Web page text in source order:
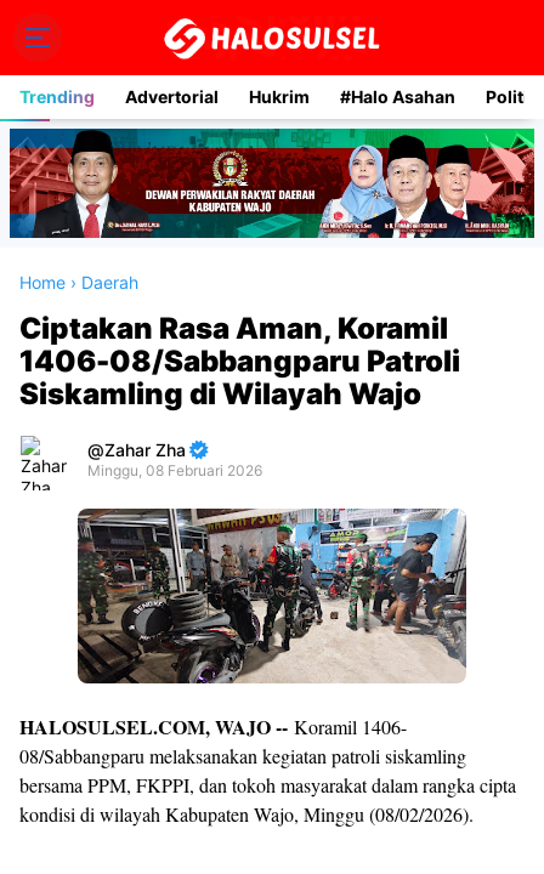
Trending Advertorial Hukrim #Halo Asahan Politik
Home › Daerah
Ciptakan Rasa Aman, Koramil
1406-08/Sabbangparu Patroli
Siskamling di Wilayah Wajo
Zahar Zha
Minggu, 08 Februari 2026
Premium
Raushan
Design
Templates
HALOSULSEL.COM, WAJO -- Koramil 1406-
08/Sabbangparu melaksanakan kegiatan patroli siskamling
bersama PPM, FKPPI, dan tokoh masyarakat dalam rangka cipta
kondisi di wilayah Kabupaten Wajo, Minggu (08/02/2026).